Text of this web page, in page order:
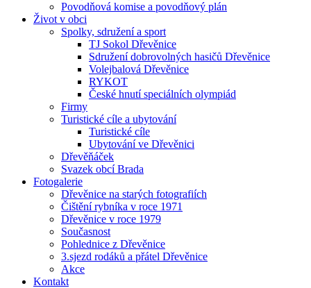
Povodňová komise a povodňový plán
Život v obci
Spolky, sdružení a sport
TJ Sokol Dřevěnice
Sdružení dobrovolných hasičů Dřevěnice
Volejbalová Dřevěnice
RYKOT
České hnutí speciálních olympiád
Firmy
Turistické cíle a ubytování
Turistické cíle
Ubytování ve Dřevěnici
Dřevěňáček
Svazek obcí Brada
Fotogalerie
Dřevěnice na starých fotografiích
Čištění rybníka v roce 1971
Dřevěnice v roce 1979
Současnost
Pohlednice z Dřevěnice
3.sjezd rodáků a přátel Dřevěnice
Akce
Kontakt